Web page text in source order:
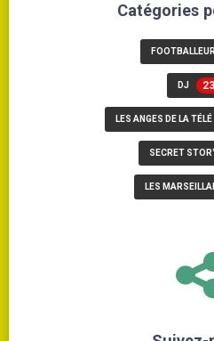
Catégories
FOOTBALLEUR
DJ 23
LES ANGES DE LA
SECRET
LES